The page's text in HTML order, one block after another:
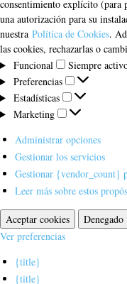
consentimiento explícito (para
una autorización para su
nuestra Política de Cookies.
las cookies, rechazarlas o
Funcional
Funcional
Siempre
Preferencias
Preferencias
Estadísticas
Estadísticas
Marketing
Marketing
Administrar opciones
Gestionar los servicios
Gestionar {vendor_count}
Leer más sobre estos
Aceptar cookies Denegado
Ver preferencias
{title}
{title}